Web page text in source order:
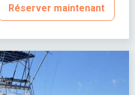
Réserver maintenant